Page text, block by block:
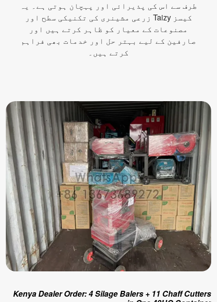
طرف سے اس کی پذیرائی اور پہچان ہوتی ہے۔ یہ
کیسز Taizy زرعی مشینری کی تکنیکی سطح اور
مصنوعات کے معیار کو ظاہر کرتے ہیں اور
صارفین کے لیے بہتر حل اور خدمات بھی فراہم
کرتے ہیں۔
Kenya Dealer Order: 4 Silage Balers + 11 Chaff Cutters